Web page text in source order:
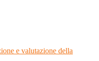
e valutazione della